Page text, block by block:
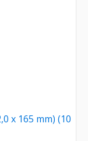
x 165 mm) (10